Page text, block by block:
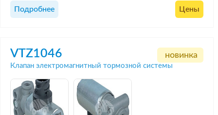
Подробнее Цены
VTZ1046
Клапан электромагнитный тормозной системы
новинка